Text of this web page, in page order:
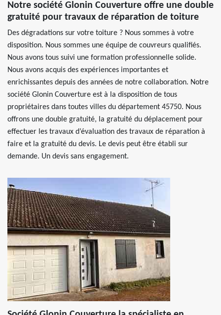
Notre société Glonin Couverture offre une double
gratuité pour travaux de réparation de toiture
Des dégradations sur votre toiture ? Nous sommes à votre
disposition. Nous sommes une équipe de couvreurs qualifiés.
Nous avons tous suivi une formation professionnelle solide.
Nous avons acquis des expériences importantes et
enrichissantes depuis des années de notre collaboration. Notre
société Glonin Couverture est à la disposition de tous
propriétaires dans toutes villes du département 45750. Nous
offrons une double gratuité, la gratuité du déplacement pour
effectuer les travaux d’évaluation des travaux de réparation à
faire et la gratuité du devis. Le devis peut être établi sur
demande. Un devis sans engagement.